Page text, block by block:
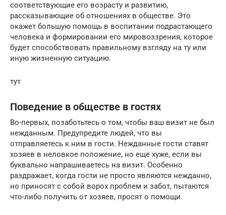
соответствующие его возрасту и развитию,
рассказывающие об отношениях в обществе. Это
окажет большую помощь в воспитании подрастающего
человека и формировании его мировоззрения, которое
будет способствовать правильному взгляду на ту или
иную жизненную ситуацию.
тут
Поведение в обществе в гостях
Во-первых, позаботьтесь о том, чтобы ваш визит не был
нежданным. Предупредите людей, что вы
отправляетесь к ним в гости. Нежданные гости ставят
хозяев в неловкое положение, но еще хуже, если вы
буквально напрашиваетесь на визит. Особенно
раздражает, когда гости не просто являются нежданно,
но приносят с собой ворох проблем и забот, пытаются
что-либо получить от хозяев, просят о помощи.